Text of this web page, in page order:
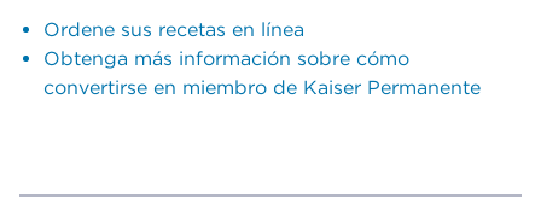
Ordene sus recetas en línea
Obtenga más información sobre cómo
convertirse en miembro de Kaiser Permanente